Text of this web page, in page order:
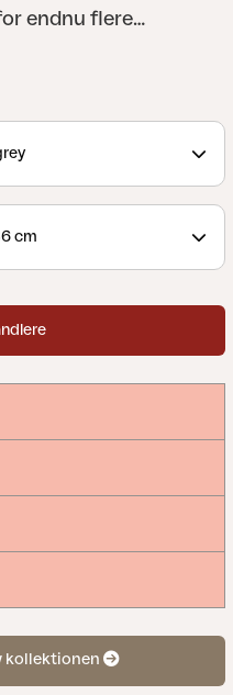
endnu flere
lænestol har
lavere højde er perfekt
Findes i to
en række forskellige
runde og bløde
er i fokus. Fås med
cm
kollektionen